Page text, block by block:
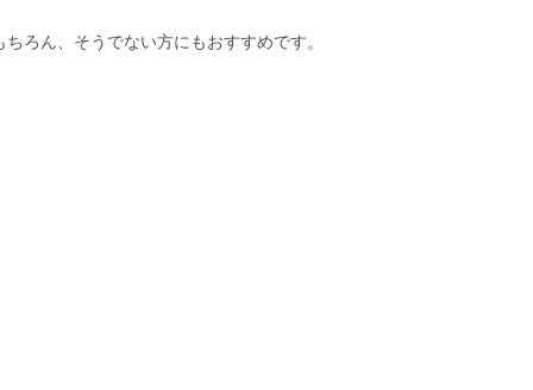
ろん、そうでない方にもおすすめです。